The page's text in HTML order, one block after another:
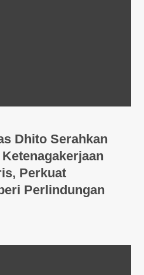
Dhito Serahkan
Perkuat
Perlindungan